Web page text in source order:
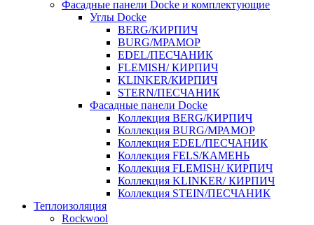
Фасадные панели Docke и комплектующие
Углы Docke
BERG/КИРПИЧ
BURG/МРАМОР
EDEL/ПЕСЧАНИК
FLEMISH/ КИРПИЧ
KLINKER/КИРПИЧ
STERN/ПЕСЧАНИК
Фасадные панели Docke
Коллекция BERG/КИРПИЧ
Коллекция BURG/МРАМОР
Коллекция EDEL/ПЕСЧАНИК
Коллекция FELS/КАМЕНЬ
Коллекция FLEMISH/ КИРПИЧ
Коллекция KLINKER/ КИРПИЧ
Коллекция STEIN/ПЕСЧАНИК
Теплоизоляция
Rockwool